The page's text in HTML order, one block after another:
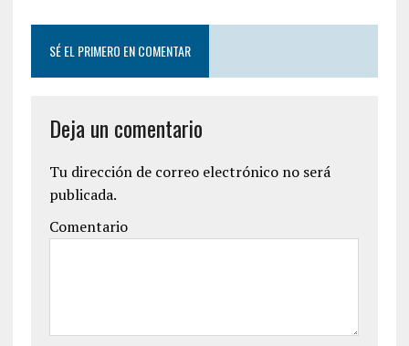
SÉ EL PRIMERO EN COMENTAR
Deja un comentario
Tu dirección de correo electrónico no será
publicada.
Comentario